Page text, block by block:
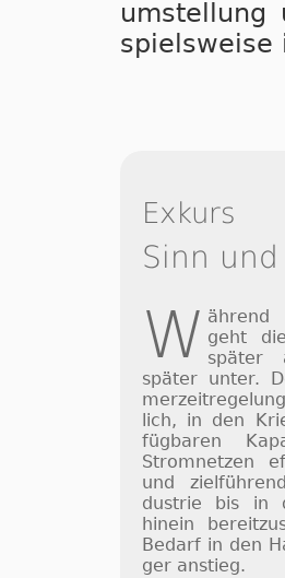
um­stel­lung
spiels­wei­se
Exkurs
Sinn
W ährend
geht
später
später unter.
lich, in den
füg­ba­ren
Strom­net­zen
und
dus­trie bis in
hinein
Be­darf in den
ger an­stieg.